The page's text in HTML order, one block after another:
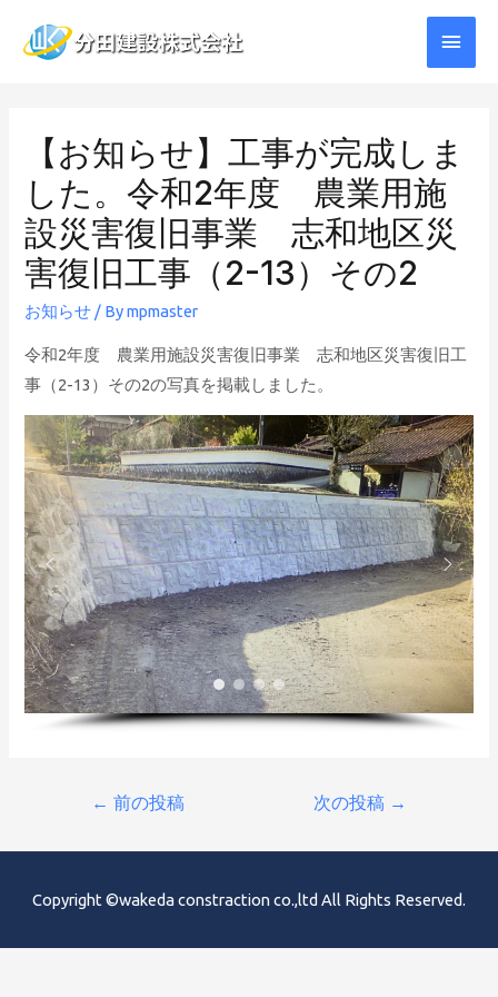
メ
メ
ニ
ュ
【お知らせ】工事が完成しま
した。令和2年度 農業用施
設災害復旧事業 志和地区災
害復旧工事（2-13）その2
お知らせ / Bympmaster
令和2年度 農業用施設災害復旧事業 志和地区災害復旧工
事（2-13）その2の写真を掲載しました。
ナ
ビ
ー
← 前の投稿 次の投稿 →
Copyright ©wakeda constraction co.,ltd All Rights Reserved.